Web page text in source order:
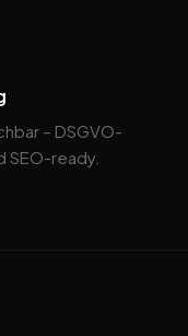
– DSGVO-
SEO-ready.